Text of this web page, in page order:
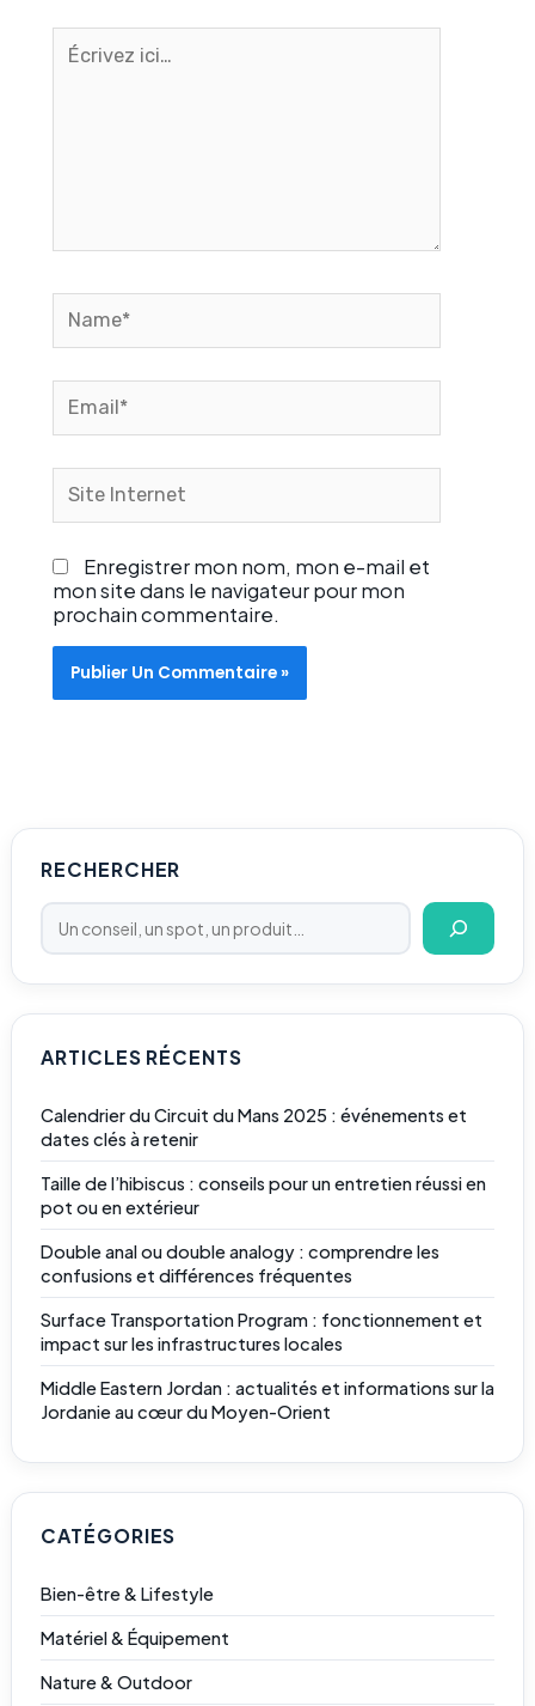
Écrivez
ici…
Name*
Email*
Site
Internet
Enregistrer mon nom, mon e-mail et
mon site dans le navigateur pour mon
prochain commentaire.
RECHERCHER
ARTICLES RÉCENTS
Calendrier du Circuit du Mans 2025 : événements et
dates clés à retenir
Taille de l’hibiscus : conseils pour un entretien réussi en
pot ou en extérieur
Double anal ou double analogy : comprendre les
confusions et différences fréquentes
Surface Transportation Program : fonctionnement et
impact sur les infrastructures locales
Middle Eastern Jordan : actualités et informations sur la
Jordanie au cœur du Moyen-Orient
CATÉGORIES
Bien-être & Lifestyle
Matériel & Équipement
Nature & Outdoor